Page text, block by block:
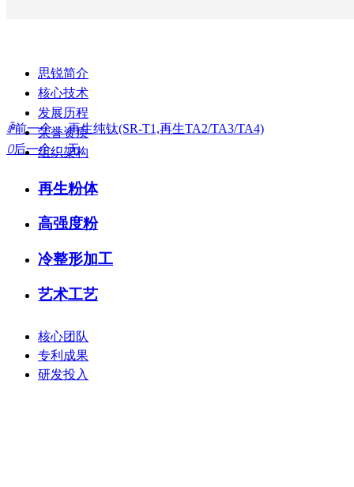
ꄴ前一个： 再生纯钛(SR-T1,再生TA2/TA3/TA4)
ꄲ后一个： 无
思锐简介
核心技术
发展历程
荣誉资质
组织架构
再生粉体
高强度粉
冷整形加工
艺术工艺
核心团队
专利成果
研发投入